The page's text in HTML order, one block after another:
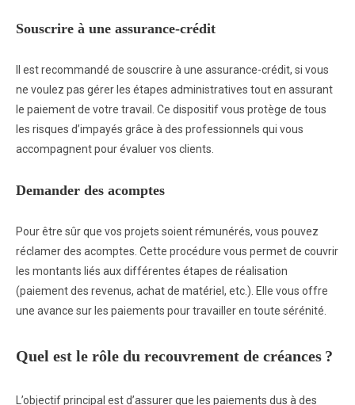
Souscrire à une assurance-crédit
Il est recommandé de souscrire à une assurance-crédit, si vous
ne voulez pas gérer les étapes administratives tout en assurant
le paiement de votre travail. Ce dispositif vous protège de tous
les risques d’impayés grâce à des professionnels qui vous
accompagnent pour évaluer vos clients.
Demander des acomptes
Pour être sûr que vos projets soient rémunérés, vous pouvez
réclamer des acomptes. Cette procédure vous permet de couvrir
les montants liés aux différentes étapes de réalisation
(paiement des revenus, achat de matériel, etc.). Elle vous offre
une avance sur les paiements pour travailler en toute sérénité.
Quel est le rôle du recouvrement de créances ?
L’objectif principal est d’assurer que les paiements dus à des